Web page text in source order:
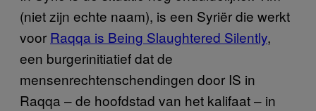
(niet zijn echte naam), is een Syriër die werkt
voor Raqqa is Being Slaughtered Silently,
een burgerinitiatief dat de
mensenrechtenschendingen door IS in
Raqqa – de hoofdstad van het kalifaat – in